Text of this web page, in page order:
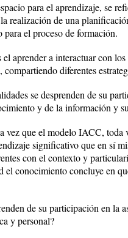
para el aprendizaje, se
realización de una
el proceso de formación.
aprender a interactuar con los
diferentes
se desprenden de su
y de la información y
vez que el modelo IACC, toda
significativo que en sí
con el contexto y
el conocimiento concluye en
de su participación en la
y personal?